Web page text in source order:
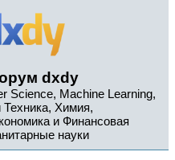
dxdy
Science, Machine Learning,
Техника, Химия,
и Финансовая
науки